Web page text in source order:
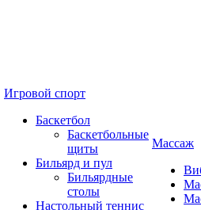
Игровой спорт
Баскетбол
Баскетбольные
щиты
Бильярд и пул
Бильярдные
столы
Настольный теннис
Массаж